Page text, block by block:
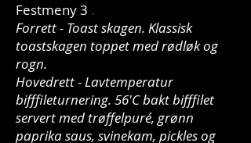
Festmeny 3 .
Forrett - Toast skagen. Klassisk
toastskagen toppet med rødløk og
rogn.
Hovedrett - Lavtemperatur
bifffileturnering. 56'C bakt bifffilet
servert med trøffelpuré, grønn
paprika saus, svinekam, pickles og